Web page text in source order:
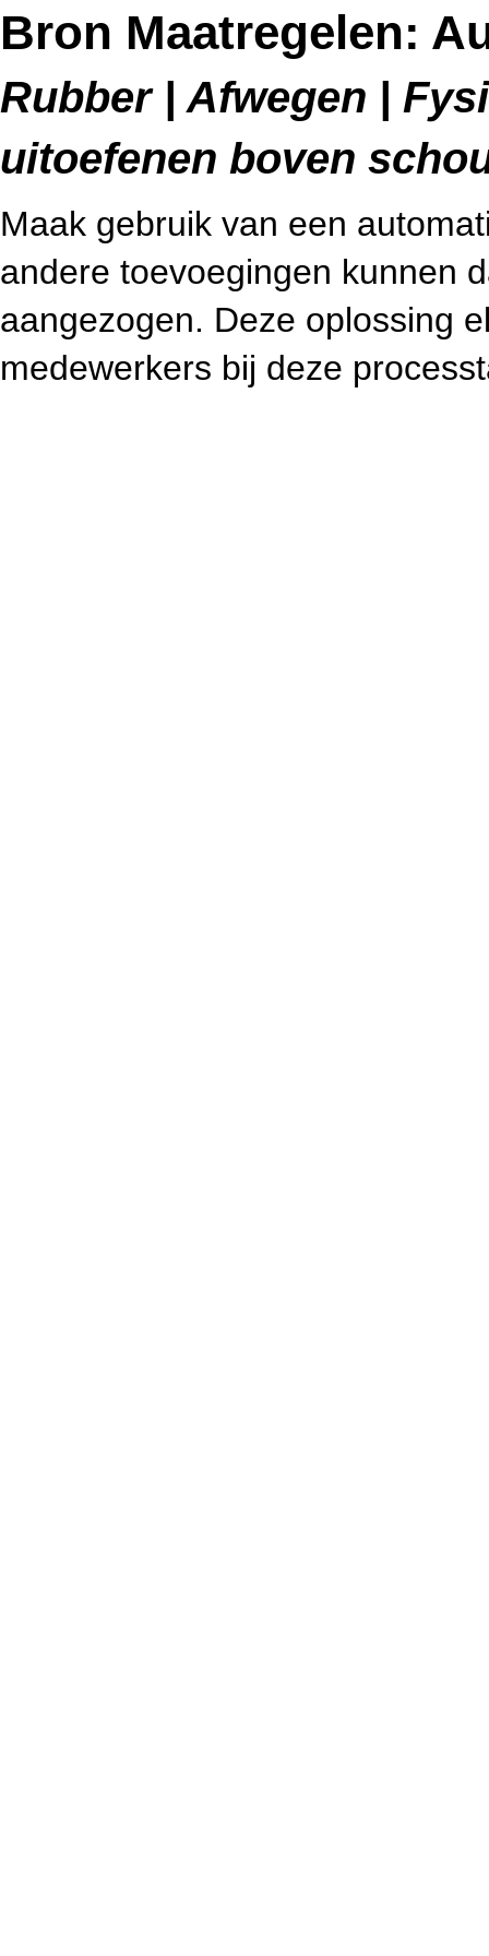
Bron Maatregelen:
Rubber | Afwegen |
uitoefenen boven
Maak gebruik van een
andere toevoegingen kunnen
aangezogen. Deze oplossing
medewerkers bij deze